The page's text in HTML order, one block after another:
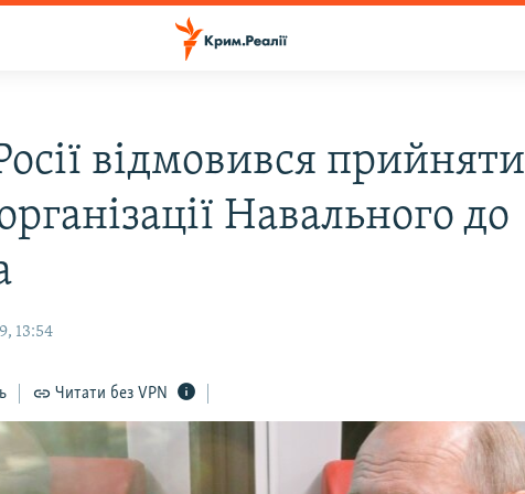
відмовився прийняти
Навального до
13:54
Читати без VPN